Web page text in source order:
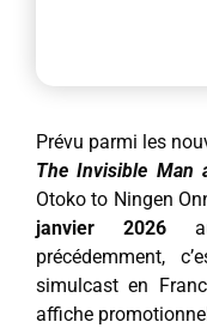
Prévu parmi les
The Invisible Man
Otoko to Ningen
janvier 2026
précédemment,
simulcast en
affiche